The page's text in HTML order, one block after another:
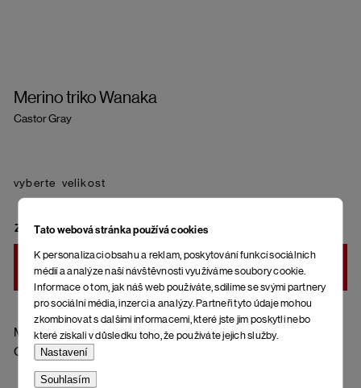
Tato webová stránka používá cookies
K personalizaci obsahu a reklam, poskytování funkcí sociálních
médií a analýze naší návštěvnosti využíváme soubory cookie.
Informace o tom, jak náš web používáte, sdílíme se svými partnery
pro sociální média, inzerci a analýzy. Partneři tyto údaje mohou
zkombinovat s dalšími informacemi, které jste jim poskytli nebo
které získali v důsledku toho, že používáte jejich služby.
Nastavení
Souhlasím
Merino triko Wanaka
Castor Gray
Materiál: 56 % lyocell, 38 % vlna merino, 6 % elastan
Gramáž: 160 g/m2
velikost
ZVOLTE VARIANTU
DO KOŠÍKU